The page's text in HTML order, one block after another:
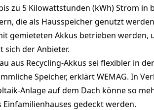
zu 5 Kilowattstunden (kWh) Strom in
die als Hausspeicher genutzt
gemieteten Akkus betrieben werden,
sich der Anbieter.
aus Recycling-Akkus sei flexibler in
Speicher, erklärt WEMAG. In
Anlage auf dem Dach könne so
gedeckt werden.